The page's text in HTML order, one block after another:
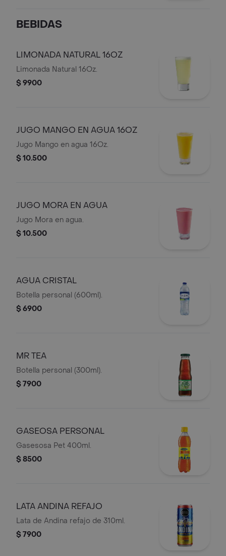
BEBIDAS
LIMONADA NATURAL 16OZ
Limonada Natural 16Oz.
$ 9900
JUGO MANGO EN AGUA 16OZ
Jugo Mango en agua 16Oz.
$ 10.500
JUGO MORA EN AGUA
Jugo Mora en agua.
$ 10.500
AGUA CRISTAL
Botella personal (600ml).
$ 6900
MR TEA
Botella personal (300ml).
$ 7900
GASEOSA PERSONAL
Gasesosa Pet 400ml.
$ 8500
LATA ANDINA REFAJO
Lata de Andina refajo de 310ml.
$ 7900